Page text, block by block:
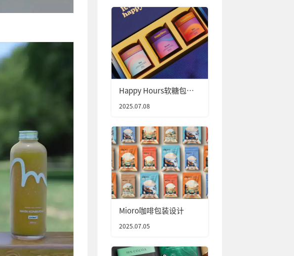
Happy Hours软糖包装
2025.07.08
Mioro咖啡包装设计
2025.07.05